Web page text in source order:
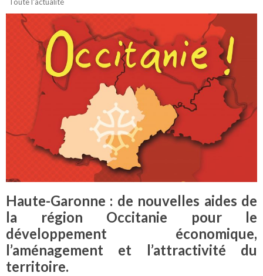
Haute-Garonne : de nouvelles aides de
la région Occitanie pour le
développement économique,
l’aménagement et l’attractivité du
territoire.